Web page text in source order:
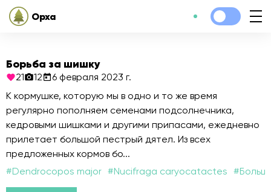
Орха
Борьба за шишку
21 12
6 февраля 2023 г.
К кормушке, которую мы в одно и то же время
регулярно пополняем семенами подсолнечника,
кедровыми шишками и другими припасами, ежедневно
прилетает большой пестрый дятел. Из всех
предложенных кормов бо...
#Dendrocopos major #Nucifraga caryocatactes #